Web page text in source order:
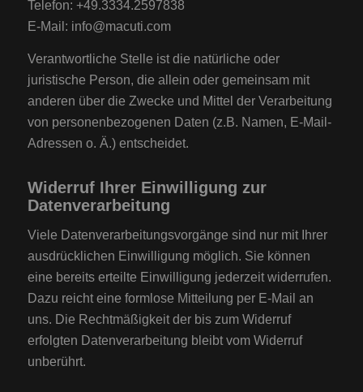
Telefon: +49.3334.2597838
E-Mail: info@macuti.com
Verantwortliche Stelle ist die natürliche oder
juristische Person, die allein oder gemeinsam mit
anderen über die Zwecke und Mittel der Verarbeitung
von personenbezogenen Daten (z.B. Namen, E-Mail-
Adressen o. Ä.) entscheidet.
Widerruf Ihrer Einwilligung zur
Datenverarbeitung
Viele Datenverarbeitungsvorgänge sind nur mit Ihrer
ausdrücklichen Einwilligung möglich. Sie können
eine bereits erteilte Einwilligung jederzeit widerrufen.
Dazu reicht eine formlose Mitteilung per E-Mail an
uns. Die Rechtmäßigkeit der bis zum Widerruf
erfolgten Datenverarbeitung bleibt vom Widerruf
unberührt.